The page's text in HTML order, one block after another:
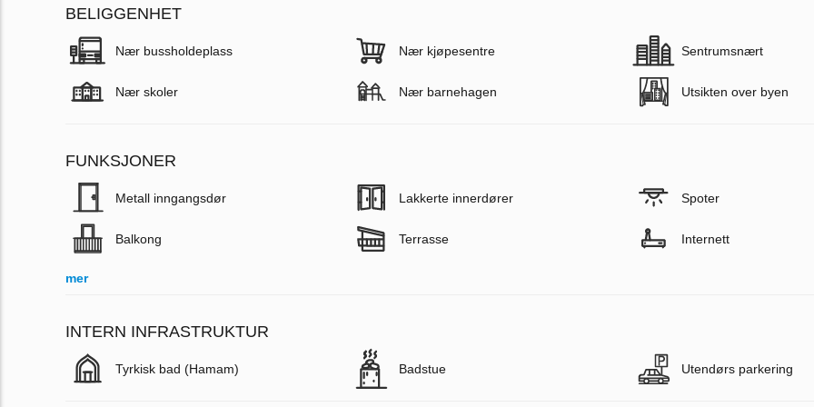
BELIGGENHET
Nær bussholdeplass Nær kjøpesentre Sentrumsnært
Nær skoler Nær barnehagen Utsikten over byen
FUNKSJONER
Metall inngangsdør Lakkerte innerdører Spoter
Balkong Terrasse Internett
mer
INTERN INFRASTRUKTUR
Tyrkisk bad (Hamam) Badstue Utendørs parkering